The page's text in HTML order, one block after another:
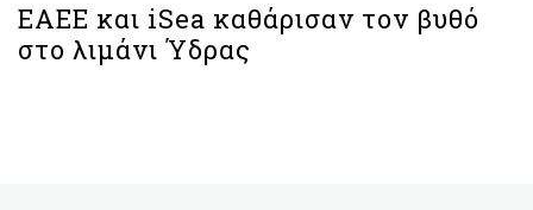
ΕΑΕΕ και iSea καθάρισαν τον βυθό
στο λιμάνι Ύδρας